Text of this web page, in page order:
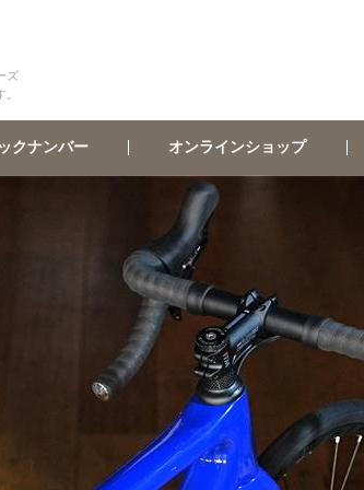
ズ
クナンバー オンラインショップ